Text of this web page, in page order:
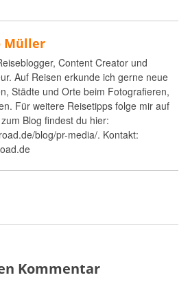
Müller
Content Creator und
Auf Reisen erkunde ich gerne neue
Städte und Orte beim Fotografieren,
Für weitere Reisetipps folge mir auf
Blog findest du hier:
blog/pr-media/. Kontakt:
Kommentar